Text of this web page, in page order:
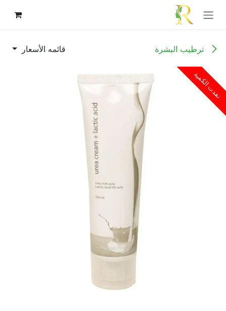
تخطي للذهاب إلى المحتوى
ترطيب البشرة قائمه الأسعار
نفدت الكمية